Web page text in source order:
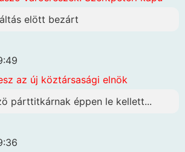
elött bezárt
az új köztársasági elnök
párttitkárnak éppen le kellett...